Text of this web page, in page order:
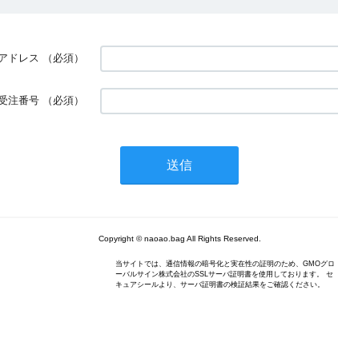
ドレス （必須）
注番号 （必須）
Copyright © naoao.bag All Rights Reserved.
当サイトでは、通信情報の暗号化と実在性の証明のため、GMOグロ
ーバルサイン株式会社のSSLサーバ証明書を使用しております。 セ
キュアシールより、サーバ証明書の検証結果をご確認ください。